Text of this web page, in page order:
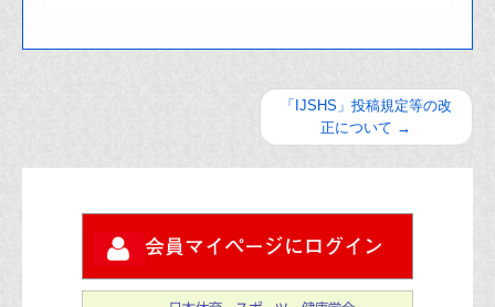
「IJSHS」投稿規定等の改
正について →